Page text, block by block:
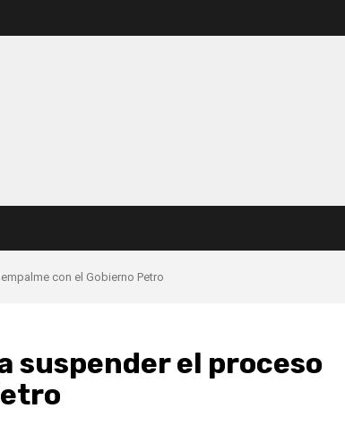
con el Gobierno Petro
suspender el proceso